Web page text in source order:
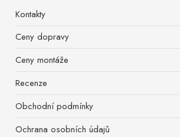
Kontakty
Ceny dopravy
Ceny montáže
Recenze
Obchodní podmínky
Ochrana osobních údajů